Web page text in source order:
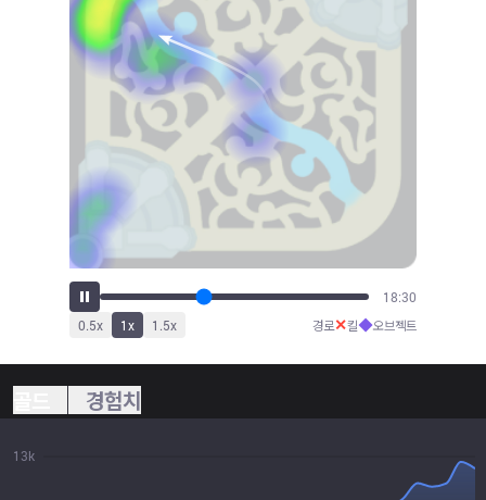
20:26
0.5x 1x 1.5x 경로✕킬◆오브젝트
경험치
13k